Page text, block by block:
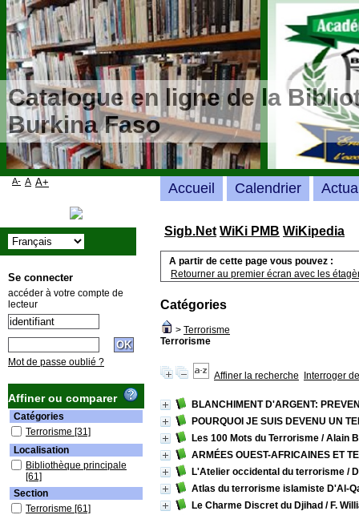
Catalogue en ligne de la
Burkina Faso
Sigb.Net WiKi PMB WiKipedia
A partir de cette page vous pouvez :
Retourner au premier écran avec les
Catégories
> Terrorisme
Terrorisme
Affiner la recherche Interroger
BLANCHIMENT D'ARGENT:
POURQUOI JE SUIS DEVENU UN
Les 100 Mots du Terrorisme / Alain
ARMÉES OUEST-AFRICAINES ET
L'Atelier occidental du terrorisme /
Atlas du terrorisme islamiste D'Al-
Le Charme Discret du Djihad / F.
Accueil Calendrier
A- A A+
Se connecter
accéder à votre compte de
lecteur
Mot de passe oublié ?
Affiner ou comparer
Catégories
Terrorisme [31]
Localisation
Bibliothèque principale
[61]
Section
Terrorisme [61]